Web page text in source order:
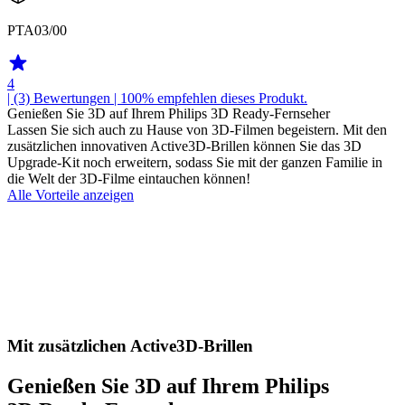
PTA03/00
4
| (3) Bewertungen | 100% empfehlen dieses Produkt.
Genießen Sie 3D auf Ihrem Philips 3D Ready-Fernseher
Lassen Sie sich auch zu Hause von 3D-Filmen begeistern. Mit den
zusätzlichen innovativen Active3D-Brillen können Sie das 3D
Upgrade-Kit noch erweitern, sodass Sie mit der ganzen Familie in
die Welt der 3D-Filme eintauchen können!
Alle Vorteile anzeigen
Mit zusätzlichen Active3D-Brillen
Genießen Sie 3D auf Ihrem Philips